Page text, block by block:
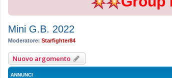
Mini G.B. 2022
Moderatore: Starfighter84
Nuovo argomento
ANNUNCI